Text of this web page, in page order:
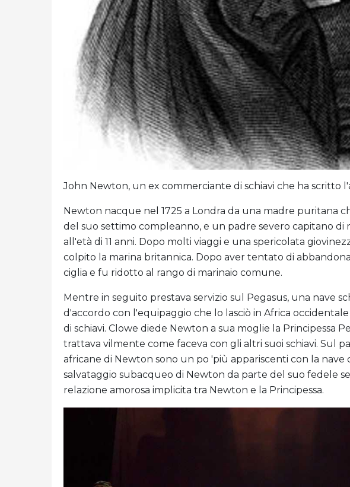
John Newton, un ex commerciante di schiavi che ha scritto
Newton nacque nel 1725 a Londra da una madre puritana
del suo settimo compleanno, e un padre severo capitano di
all'età di 11 anni. Dopo molti viaggi e una spericolata
colpito la marina britannica. Dopo aver tentato di
ciglia e fu ridotto al rango di marinaio comune.
Mentre in seguito prestava servizio sul Pegasus, una nave
d'accordo con l'equipaggio che lo lasciò in Africa
di schiavi. Clowe diede Newton a sua moglie la Principessa
trattava vilmente come faceva con gli altri suoi schiavi. Sul
africane di Newton sono un po 'più appariscenti con la
salvataggio subacqueo di Newton da parte del suo fedele
relazione amorosa implicita tra Newton e la Principessa.